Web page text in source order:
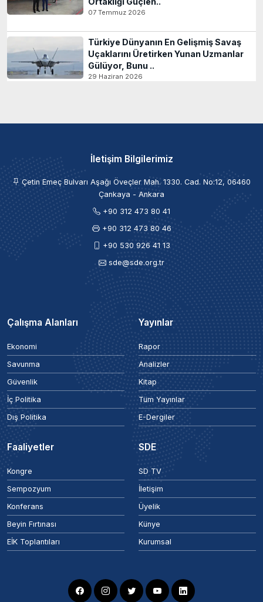
07 Temmuz 2026
Türkiye Dünyanın En Gelişmiş Savaş
Uçaklarını Üretirken Yunan Uzmanlar
Gülüyor, Bunu ..
29 Haziran 2026
İletişim Bilgilerimiz
Çetin Emeç Bulvarı Aşağı Öveçler Mah. 1330. Cad. No:12, 06460
Çankaya - Ankara
+90 312 473 80 41
+90 312 473 80 46
+90 530 926 41 13
sde@sde.org.tr
Çalışma Alanları
Ekonomi
Savunma
Güvenlik
İç Politika
Dış Politika
Yayınlar
Rapor
Analizler
Kitap
Tüm Yayınlar
E-Dergiler
Faaliyetler
Kongre
Sempozyum
Konferans
Beyin Fırtınası
EİK Toplantıları
SDE
SD TV
İletişim
Üyelik
Künye
Kurumsal